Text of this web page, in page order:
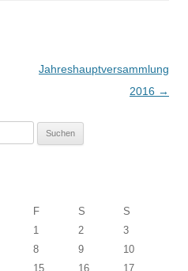
Jahreshauptversammlung
2016 →
F S
S
1
2
3
8 9
10
15 16
17